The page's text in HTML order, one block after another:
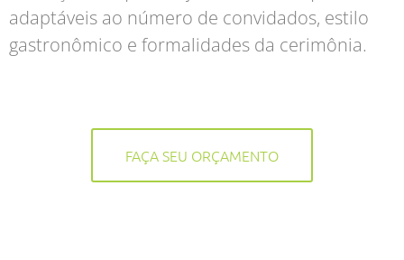
adaptáveis ao número de convidados, estilo
gastronômico e formalidades da cerimônia.
FAÇA SEU ORÇAMENTO